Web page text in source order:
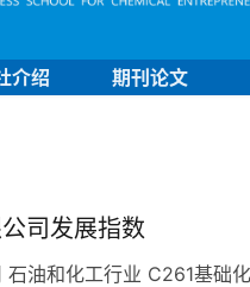
介绍 期刊论文
司发展指数
石油和化工行业 C261基